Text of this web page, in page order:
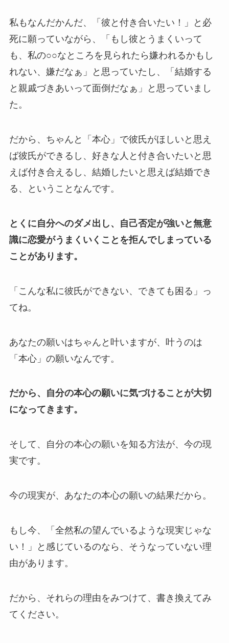
私もなんだかんだ、「彼と付き合いたい！」と必
死に願っていながら、「もし彼とうまくいって
も、私の○○なところを見られたら嫌われるかもし
れない、嫌だなぁ」と思っていたし、「結婚する
と親戚づきあいって面倒だなぁ」と思っていまし
た。
だから、ちゃんと「本心」で彼氏がほしいと思え
ば彼氏ができるし、好きな人と付き合いたいと思
えば付き合えるし、結婚したいと思えば結婚でき
る、ということなんです。
とくに自分へのダメ出し、自己否定が強いと無意
識に恋愛がうまくいくことを拒んでしまっている
ことがあります。
「こんな私に彼氏ができない、できても困る」っ
てね。
あなたの願いはちゃんと叶いますが、叶うのは
「本心」の願いなんです。
だから、自分の本心の願いに気づけることが大切
になってきます。
そして、自分の本心の願いを知る方法が、今の現
実です。
今の現実が、あなたの本心の願いの結果だから。
もし今、「全然私の望んでいるような現実じゃな
い！」と感じているのなら、そうなっていない理
由があります。
だから、それらの理由をみつけて、書き換えてみ
てください。